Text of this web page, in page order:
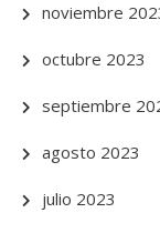
noviembre
octubre 2023
septiembre
agosto 2023
julio 2023